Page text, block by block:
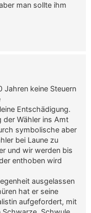
man sollte ihm
Jahren keine Steuern
Entschädigung.
der Wähler ins Amt
symbolische aber
bei Laune zu
und wir werden bis
enthoben wird
ausgelassen
hat er seine
aufgefordert, mit